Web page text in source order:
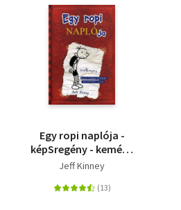
Egy ropi naplója -
képSregény - kemény
kötés
Jeff Kinney